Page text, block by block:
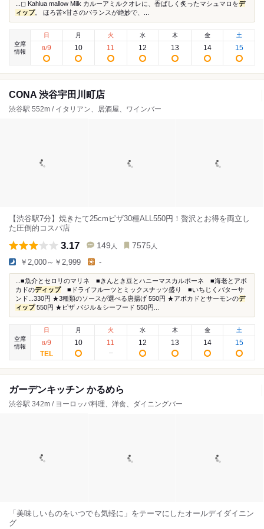
...◻︎ Kahlua mallow Milk カルーアミルクオレに、香ばしく炙ったマシュマロをデ
ィップ。 ほろ苦×甘さのバランスが絶妙で、...
空席
情報
日
8/9
月
10
火
11
水
12
木
13
金
14
土
15
CONA 渋谷宇田川町店
渋谷駅 552m / イタリアン、居酒屋、ワインバー
【渋谷駅7分】焼きたて25cmピザ30種ALL550円！贅沢とお得を両立し
た圧倒的コスパ店
3.17 149 人 7575 人
￥2,000～￥2,999 -
...■魚介とセロリのマリネ ■きんとき豆とハニーマスカルポーネ ■海老とアボ
カドのディップ■ドライフルーツとミックスナッツ盛り ■いちじくバターサ
ンド...330円 ★3種類のソースが選べる唐揚げ 550円 ★アボカドとサーモンのデ
ィップ550円 ★ピザ バジル＆シーフード 550円...
空席
情報
日
8/9
月
10
火
11
水
12
木
13
金
14
土
15
ガーデンキッチン かるめら
渋谷駅 342m / ヨーロッパ料理、洋食、ダイニングバー
「美味しいものをいつでも気軽に」をテーマにしたオールデイダイニン
グ